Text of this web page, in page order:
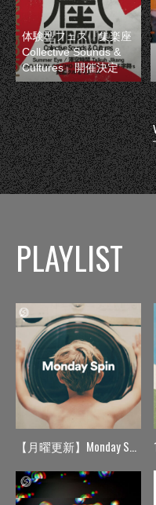
体験型フェス『集楽座
Collective Sounds &
Cultures』開催決定
PLAYLIST
【月曜更新】Monday Spin